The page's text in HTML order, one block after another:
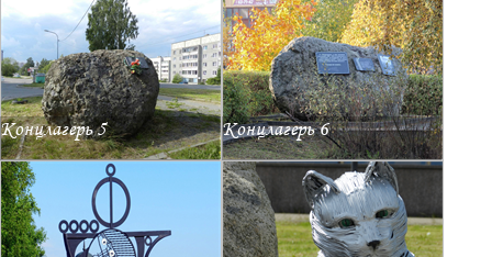
Концлагерь 5 Концлагерь 6